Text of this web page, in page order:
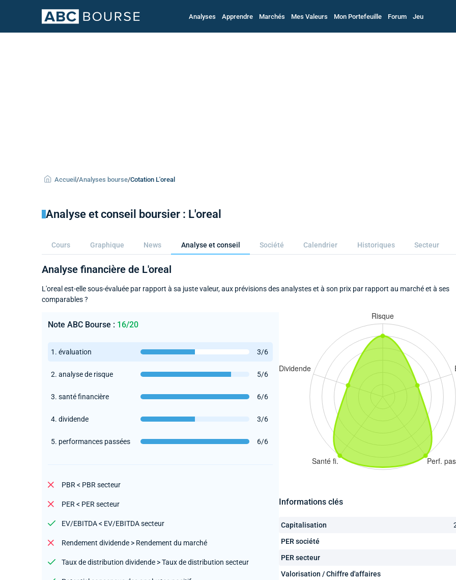
Analyses Apprendre Marchés Mes Valeurs Mon Portefeuille Forum Jeu
Accueil /Analyses bourse/Cotation L'oreal
Analyse et conseil boursier : L'oreal
Cours Graphique News Analyse et conseil Société Calendrier Historiques Secteur
Analyse financière de L'oreal
L'oreal est-elle sous-évaluée par rapport à sa juste valeur, aux prévisions des analystes et à son prix par rapport au marché et à ses
comparables ?
Note ABC Bourse : 16/20
1. évaluation 3/6
2. analyse de risque 5/6
3. santé financière 6/6
4. dividende 3/6
5. performances passées 6/6
PBR < PBR secteur
PER < PER secteur
EV/EBITDA < EV/EBITDA secteur
Rendement dividende > Rendement du marché
Taux de distribution dividende > Taux de distribution secteur
Informations clés
Capitalisation
PER société
PER secteur
Valorisation / Chiffre d'affaires